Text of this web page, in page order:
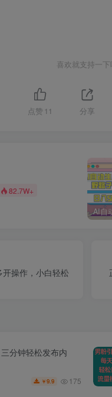
喜欢就支持一
点赞 11 分享
82.7W+
操作，小白轻松
分钟轻松发布内
￥9.9 175